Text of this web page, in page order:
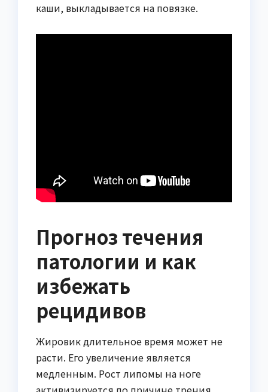
каши, выкладывается на повязке.
Прогноз течения
патологии и как
избежать
рецидивов
Жировик длительное время может не
расти. Его увеличение является
медленным. Рост липомы на ноге